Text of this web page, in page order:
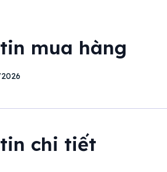
mua hàng
chi tiết